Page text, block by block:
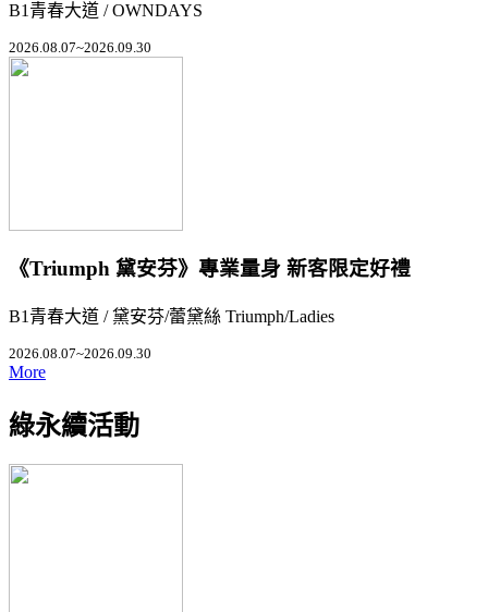
B1青春大道 / OWNDAYS
2026.08.07~2026.09.30
《Triumph 黛安芬》專業量身 新客限定好禮
B1青春大道 / 黛安芬/蕾黛絲 Triumph/Ladies
2026.08.07~2026.09.30
More
綠永續活動